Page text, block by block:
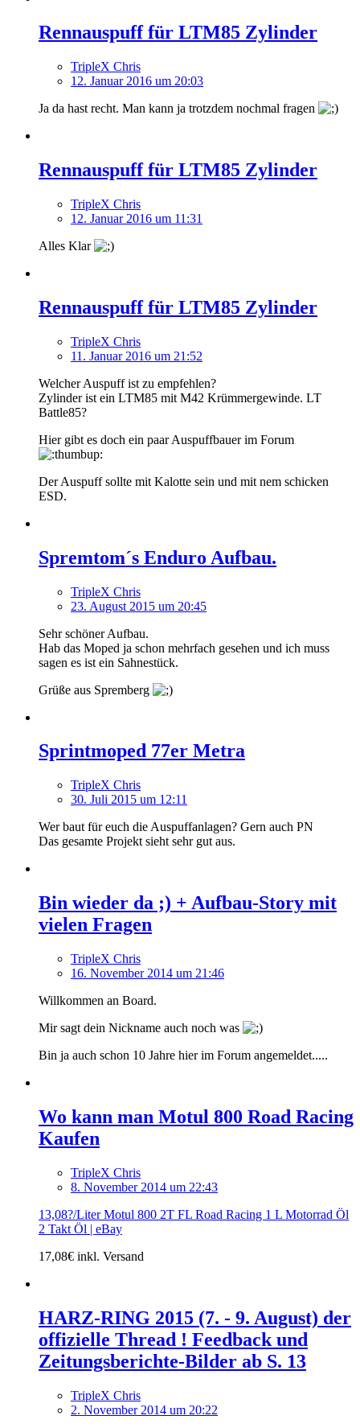
Rennauspuff für LTM85 Zylinder
TripleX Chris
12. Januar 2016 um 20:03
Ja da hast recht. Man kann ja trotzdem nochmal fragen
Rennauspuff für LTM85 Zylinder
TripleX Chris
12. Januar 2016 um 11:31
Alles Klar
Rennauspuff für LTM85 Zylinder
TripleX Chris
11. Januar 2016 um 21:52
Welcher Auspuff ist zu empfehlen?
Zylinder ist ein LTM85 mit M42 Krümmergewinde. LT
Battle85?
Hier gibt es doch ein paar Auspuffbauer im Forum
Der Auspuff sollte mit Kalotte sein und mit nem schicken
ESD.
Spremtom´s Enduro Aufbau.
TripleX Chris
23. August 2015 um 20:45
Sehr schöner Aufbau.
Hab das Moped ja schon mehrfach gesehen und ich muss
sagen es ist ein Sahnestück.
Grüße aus Spremberg
Sprintmoped 77er Metra
TripleX Chris
30. Juli 2015 um 12:11
Wer baut für euch die Auspuffanlagen? Gern auch PN
Das gesamte Projekt sieht sehr gut aus.
Bin wieder da ;) + Aufbau-Story mit
vielen Fragen
TripleX Chris
16. November 2014 um 21:46
Willkommen an Board.
Mir sagt dein Nickname auch noch was
Bin ja auch schon 10 Jahre hier im Forum angemeldet.....
Wo kann man Motul 800 Road Racing
Kaufen
TripleX Chris
8. November 2014 um 22:43
13,08?/Liter Motul 800 2T FL Road Racing 1 L Motorrad Öl
2 Takt Öl | eBay
17,08€ inkl. Versand
HARZ-RING 2015 (7. - 9. August) der
offizielle Thread ! Feedback und
Zeitungsberichte-Bilder ab S. 13
TripleX Chris
2. November 2014 um 20:22